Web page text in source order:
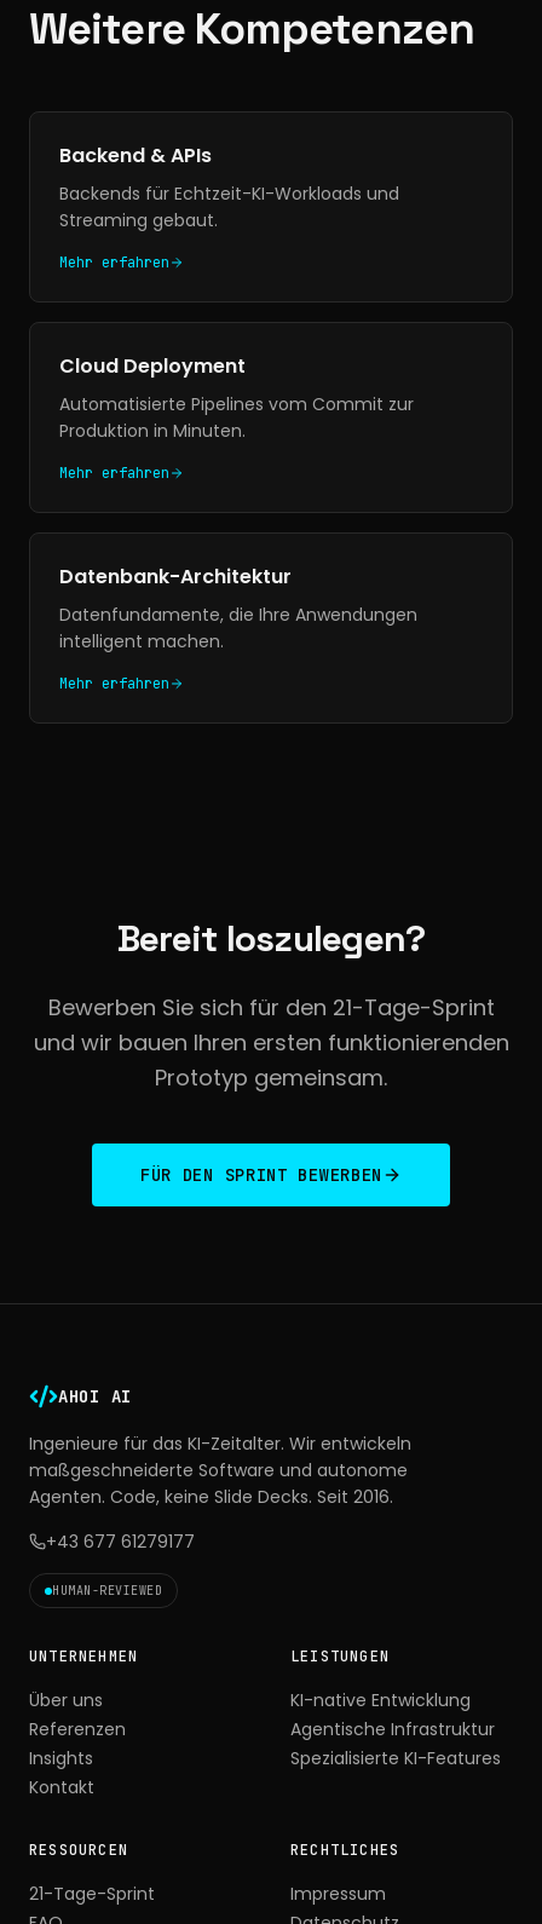
Weitere Kompetenzen
Backend & APIs
Backends für Echtzeit-KI-Workloads und
Streaming gebaut.
Mehr erfahren
Cloud Deployment
Automatisierte Pipelines vom Commit zur
Produktion in Minuten.
Mehr erfahren
Datenbank-Architektur
Datenfundamente, die Ihre Anwendungen
intelligent machen.
Mehr erfahren
Bereit loszulegen?
Bewerben Sie sich für den 21-Tage-Sprint
und wir bauen Ihren ersten funktionierenden
Prototyp gemeinsam.
FÜR DEN SPRINT BEWERBEN
AHOI AI
Ingenieure für das KI-Zeitalter. Wir entwickeln
maßgeschneiderte Software und autonome
Agenten. Code, keine Slide Decks. Seit 2016.
+43 677 61279177
HUMAN-REVIEWED
UNTERNEHMEN
Über uns
Referenzen
Insights
Kontakt
LEISTUNGEN
KI-native Entwicklung
Agentische Infrastruktur
Spezialisierte KI-Features
RESSOURCEN
21-Tage-Sprint
RECHTLICHES
Impressum